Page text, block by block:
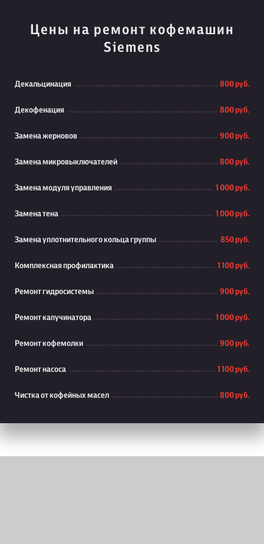
Цены на ремонт кофемашин
Siemens
Декальцинация 800 руб.
Декофенация 800 руб.
Замена жерновов 900 руб.
Замена микровыключателей 800 руб.
Замена модуля управления 1 000 руб.
Замена тена 1 000 руб.
Замена уплотнительного кольца группы 850 руб.
Комплексная профилактика 1 100 руб.
Ремонт гидросистемы 900 руб.
Ремонт капучинатора 1 000 руб.
Ремонт кофемолки 900 руб.
Ремонт насоса 1 100 руб.
Чистка от кофейных масел 800 руб.